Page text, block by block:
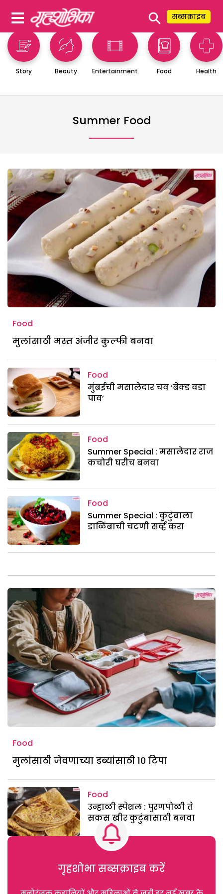
⚲ सब्सक्राइब
Story Beauty Entertainment Food Health
Summer Food
Food
मुलांसाठी मस्त अंजीर कुल्फी बनवा
Food
मुंबईची मसालेदार चव ‘बेक्ड वडा
पाव’
Food
Summer Special : मसालेदार राज
कचोरी घरीच बनवा
Food
Summer Special : कुटुंबाला
डाळिंबाची चटणी सर्व्ह करा
Food
मुलांसाठी जेवणाच्या डब्यांसाठी 10 टिपा
Food
उन्हाळी स्पेशल : पुरणपोळी ते
सकस खीर कुटुंबासाठी बनवा
गृहशोभा सब्सक्राइब करें